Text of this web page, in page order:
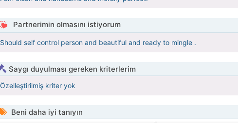
Partnerimin olmasını istiyorum
Should self control person and beautiful and ready to mingle .
Saygı duyulması gereken kriterlerim
Özelleştirilmiş kriter yok
Beni daha iyi tanıyın